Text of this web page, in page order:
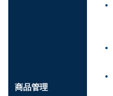
商品管理